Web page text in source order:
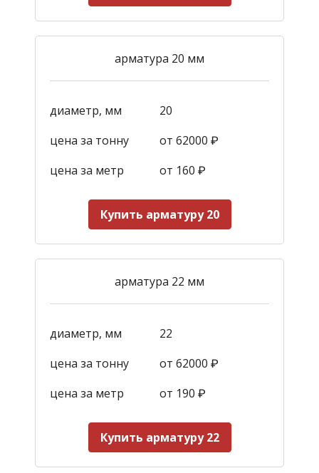
арматура 20 мм
диаметр, мм
20
цена за тонну
от 62000 ₽
цена за метр
от 160 ₽
Купить арматуру 20
арматура 22 мм
диаметр, мм
22
цена за тонну
от 62000 ₽
цена за метр
от 190 ₽
Купить арматуру 22